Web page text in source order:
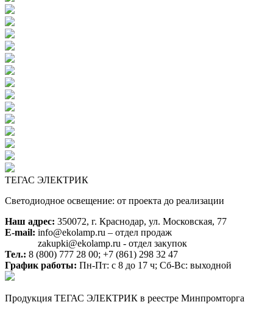
ТЕГАС ЭЛЕКТРИК
Светодиодное освещение: от проекта до реализации
Наш адрес: 350072, г. Краснодар, ул. Московская, 77
E-mail: info@ekolamp.ru – отдел продаж
zakupki@ekolamp.ru - отдел закупок
Тел.: 8 (800) 777 28 00; +7 (861) 298 32 47
График работы: Пн-Пт: с 8 до 17 ч; Сб-Вс: выходной
Продукция ТЕГАС ЭЛЕКТРИК в реестре Минпромторга